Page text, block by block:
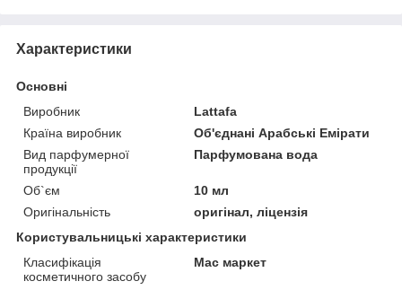
Характеристики
Основні
Виробник
Lattafa
Країна виробник
Об'єднані Арабські Емірати
Вид парфумерної
продукції
Парфумована вода
Об`єм
10 мл
Оригінальність
оригінал, ліцензія
Користувальницькі характеристики
Класифікація
косметичного засобу
Мас маркет